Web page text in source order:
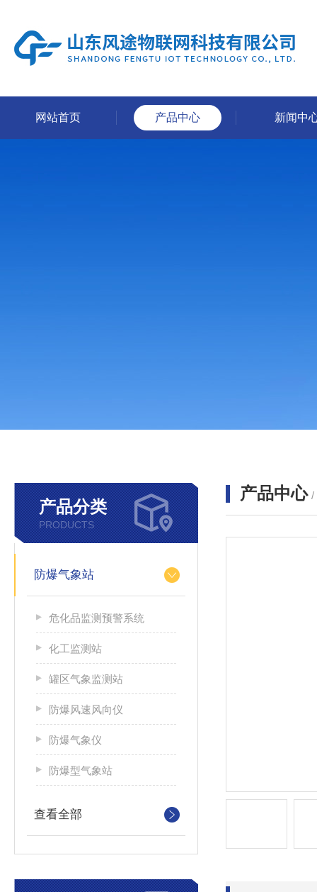
网站首页 产品中心 新闻中
产品分类
PRODUCTS
防爆气象站
危化品监测预警系统
化工监测站
罐区气象监测站
防爆风速风向仪
防爆气象仪
防爆型气象站
查看全部
产品中心 /